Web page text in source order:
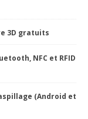
3D gratuits
NFC et RFID
(Android et